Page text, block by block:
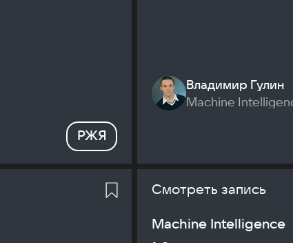
РЖЯ
Владимир Гулин
Machine
Смотреть запись
Machine Intelligence